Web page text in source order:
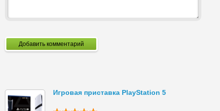
Добавить комментарий
Игровая приставка PlayStation 5